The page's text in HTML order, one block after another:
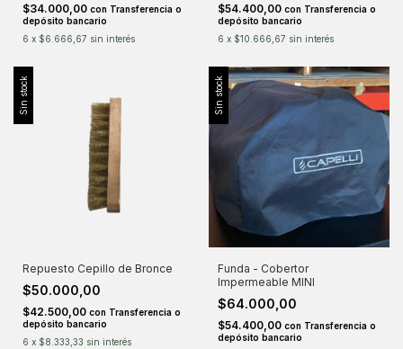
$34.000,00 con Transferencia o
depósito bancario
6 x $6.666,67 sin interés
$54.400,00 con Transferencia o
depósito bancario
6 x $10.666,67 sin interés
Sin stock
Repuesto Cepillo de Bronce
$50.000,00
$42.500,00 con Transferencia o
depósito bancario
6 x $8.333,33 sin interés
Sin stock
Funda - Cobertor
Impermeable MINI
$64.000,00
$54.400,00 con Transferencia o
depósito bancario